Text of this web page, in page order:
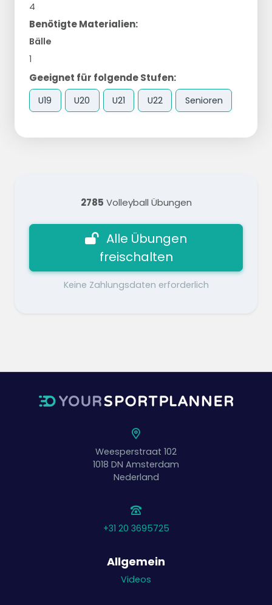
4
Benötigte Materialien:
Bälle
1
Geeignet für folgende Stufen:
U19 U20 U21 U22 Senioren
2785 Volleyball Übungen
Alle Übungen
freischalten
Keine Zahlungsdaten erforderlich
Weesperstraat 102
1018 DN Amsterdam
Nederland
+31 20 3695725
Allgemein
Videos